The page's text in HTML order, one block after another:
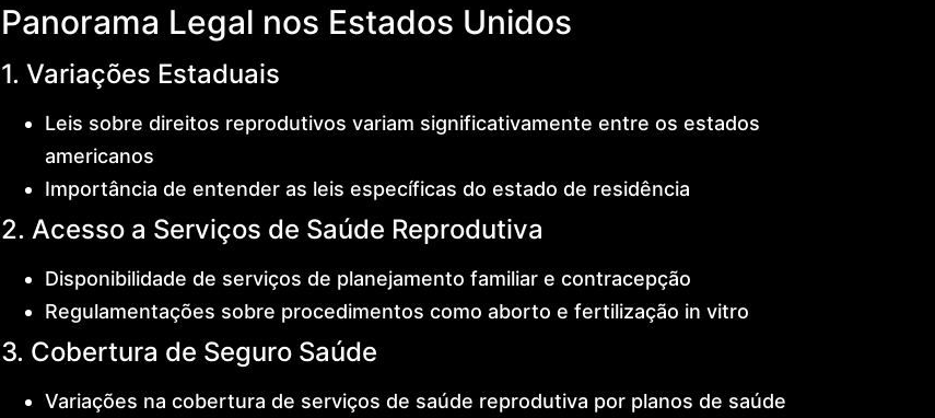
Panorama Legal nos Estados Unidos
1. Variações Estaduais
Leis sobre direitos reprodutivos variam significativamente entre os estados
americanos
Importância de entender as leis específicas do estado de residência
2. Acesso a Serviços de Saúde Reprodutiva
Disponibilidade de serviços de planejamento familiar e contracepção
Regulamentações sobre procedimentos como aborto e fertilização in vitro
3. Cobertura de Seguro Saúde
Variações na cobertura de serviços de saúde reprodutiva por planos de saúde